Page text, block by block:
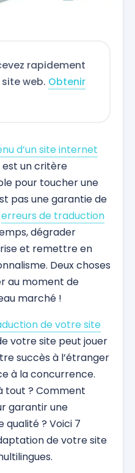
rapidement
web. Obtenir
d’un site internet
est un critère
pour toucher une
pas une garantie de
erreurs de traduction
dégrader
et remettre en
Deux choses
au moment de
marché !
de votre site
votre site peut jouer
succès à l’étranger
à la concurrence.
tout ? Comment
garantir une
qualité ? Voici 7
de votre site